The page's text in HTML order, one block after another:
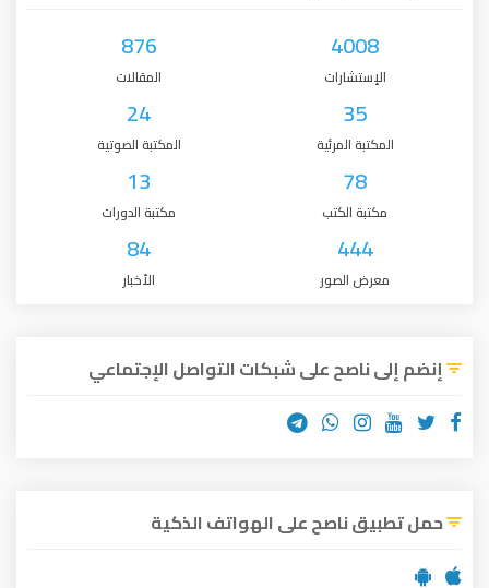
4008
الإستشارات
876
المقالات
35
المكتبة المرئية
24
المكتبة الصوتية
78
مكتبة الكتب
13
مكتبة الدورات
444
معرض الصور
84
الأخبار
إنضم إلى ناصح على شبكات التواصل الإجتماعي
حمل تطبيق ناصح على الهواتف الذكية